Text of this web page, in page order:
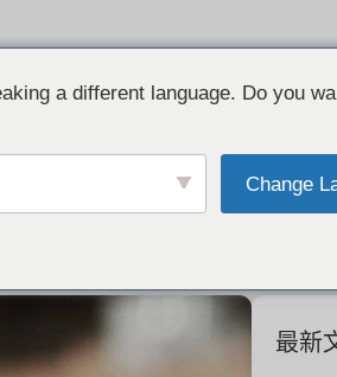
犹豫不决，为什么选择
最新
a different language. Do you
Change